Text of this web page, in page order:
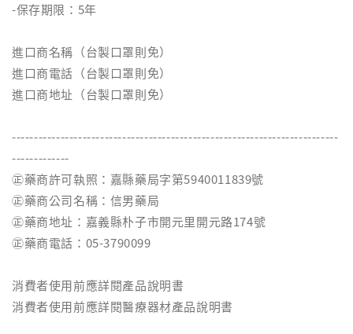
-保存期限：5年
進口商名稱（台製口罩則免）
進口商電話（台製口罩則免）
進口商地址（台製口罩則免）
--------------------------------------------------------------------------
-------------
㊣藥商許可執照：嘉縣藥局字第5940011839號
㊣藥商公司名稱：信男藥局
㊣藥商地址：嘉義縣朴子市開元里開元路174號
㊣藥商電話：05-3790099
消費者使用前應詳閱產品說明書
消費者使用前應詳閱醫療器材產品說明書